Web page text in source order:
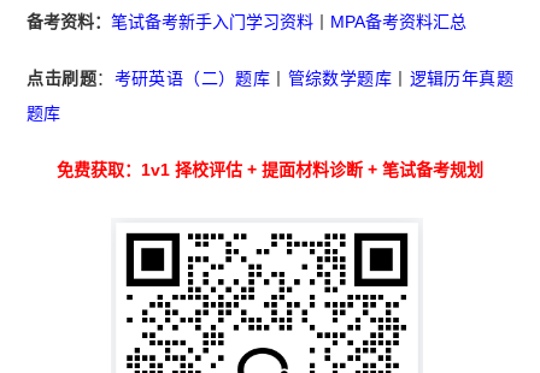
备考资料：笔试备考新手入门学习资料 MPA备考资料汇总
点击刷题： 考研英语（二）题库 管综数学题库
逻辑历年真题
题库
免费获取：1v1 择校评估 + 提面材料诊断 + 笔试备考规划